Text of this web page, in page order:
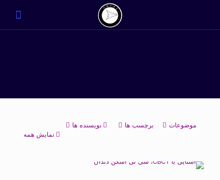
موضوعات برچسب ها
نویسنده ها
نمایش همه